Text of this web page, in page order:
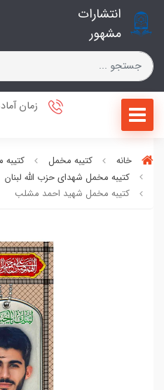
انتشارات
مشهور
خانه کتیبه مخمل
کتیبه مخمل شهدای حزب الله لبنان
کتیبه مخمل شهید احمد مشلب